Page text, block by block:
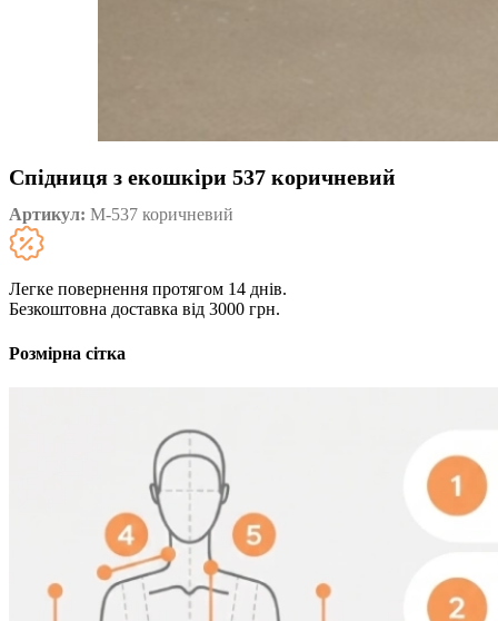
Спідниця з екошкіри 537 коричневий
Артикул: М-537 коричневий
Легке повернення протягом 14 днів.
Безкоштовна доставка від 3000 грн.
Розмірна сітка